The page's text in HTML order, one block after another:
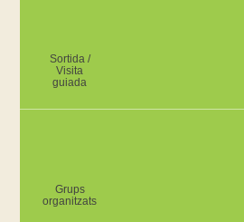
Sortida /
Visita
guiada
Grups
organitzats